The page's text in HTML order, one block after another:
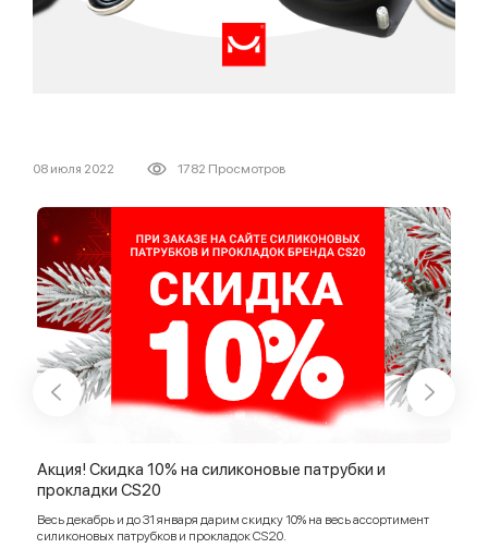
08 июля 2022 1782 Просмотров
Акция! Скидка 10% на силиконовые патрубки и
прокладки CS20
Весь декабрь и до 31 января дарим скидку 10% на весь ассортимент
силиконовых патрубков и прокладок CS20.